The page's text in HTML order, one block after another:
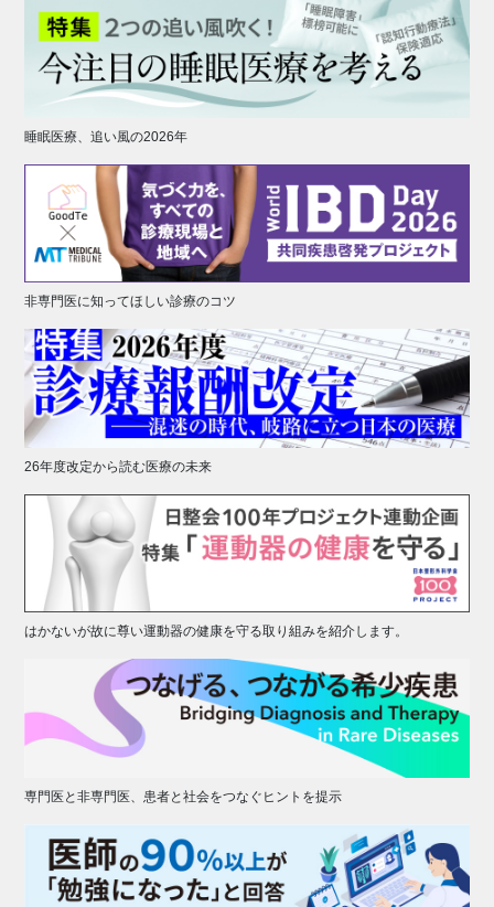
睡眠医療、追い風の2026年
非専門医に知ってほしい診療のコツ
26年度改定から読む医療の未来
はかないが故に尊い運動器の健康を守る取り組みを紹介します。
専門医と非専門医、患者と社会をつなぐヒントを提示